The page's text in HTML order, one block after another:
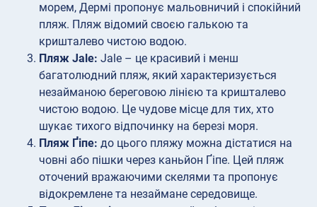
морем, Дермі пропонує мальовничий і спокійний
пляж. Пляж відомий своєю галькою та
кришталево чистою водою.
Пляж Jale: Jale – це красивий і менш
багатолюдний пляж, який характеризується
незайманою береговою лінією та кришталево
чистою водою. Це чудове місце для тих, хто
шукає тихого відпочинку на березі моря.
Пляж Ґіпе: до цього пляжу можна дістатися на
човні або пішки через каньйон Ґіпе. Цей пляж
оточений вражаючими скелями та пропонує
відокремлене та незаймане середовище.